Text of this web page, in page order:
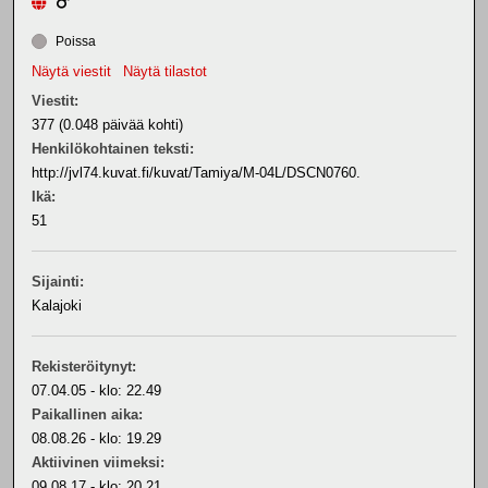
Poissa
Näytä viestit
Näytä tilastot
Viestit:
377 (0.048 päivää kohti)
Henkilökohtainen teksti:
http://jvl74.kuvat.fi/kuvat/Tamiya/M-04L/DSCN0760.
Ikä:
51
Sijainti:
Kalajoki
Rekisteröitynyt:
07.04.05 - klo: 22.49
Paikallinen aika:
08.08.26 - klo: 19.29
Aktiivinen viimeksi: